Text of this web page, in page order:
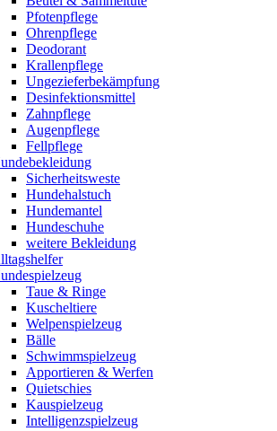
Pfotenpflege
Ohrenpflege
Deodorant
Krallenpflege
Ungezieferbekämpfung
Desinfektionsmittel
Zahnpflege
Augenpflege
Fellpflege
Sicherheitsweste
Hundehalstuch
Hundemantel
Hundeschuhe
weitere Bekleidung
Taue & Ringe
Kuscheltiere
Welpenspielzeug
Bälle
Schwimmspielzeug
Apportieren & Werfen
Quietschies
Kauspielzeug
Intelligenzspielzeug